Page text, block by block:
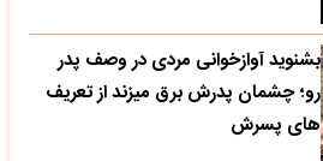
بشنوید آوازخوانی مردی در وصف پدر
رو؛ چشمان پدرش برق میزند از تعریف
های پسرش